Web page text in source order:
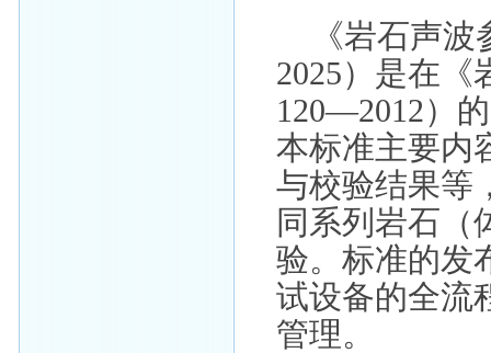
《岩石声
2025）是在《
120—2012）
本标准主要内
与校验结果等
同系列岩石（
验。标准的发
试设备的全流
管理。